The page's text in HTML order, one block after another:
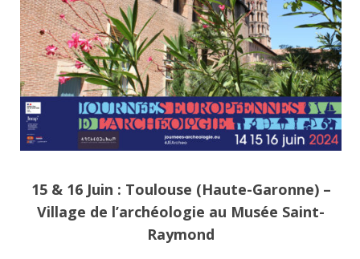
15 & 16 Juin : Toulouse (Haute-Garonne) –
Village de l’archéologie au Musée Saint-
Raymond